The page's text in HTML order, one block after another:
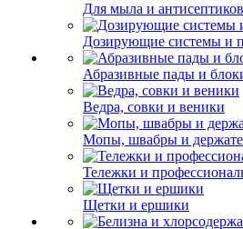
Для мыла и антисептиков
Дозирующие системы и
Абразивные пады и
Ведра, совки и веники
Мопы, швабры и
Тележки и
Щетки и ершики